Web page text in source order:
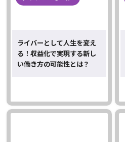
ライバーとして人生を変え
る！収益化で実現する新し
い働き方の可能性とは？